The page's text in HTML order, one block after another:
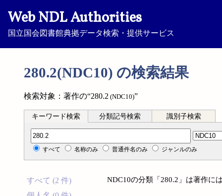
Web NDL Authorities
国立国会図書館典拠データ検索・提供サービス
280.2(NDC10) の検索結果
検索対象：著作の“280.2 (NDC10)”
キーワード検索 分類記号検索 識別子検索
分類記号検索
すべて 名称のみ 普通件名のみ ジャンルのみ
すべて (2 件)
NDC10の分類「280.2」は著作に